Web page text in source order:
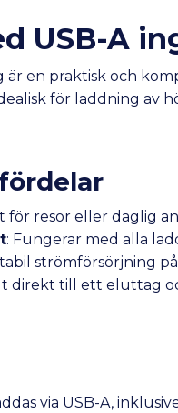
USB-A
är en praktisk och
för laddning av
för resor eller daglig
: Fungerar med alla
strömförsörjning
direkt till ett eluttag
via USB-A,